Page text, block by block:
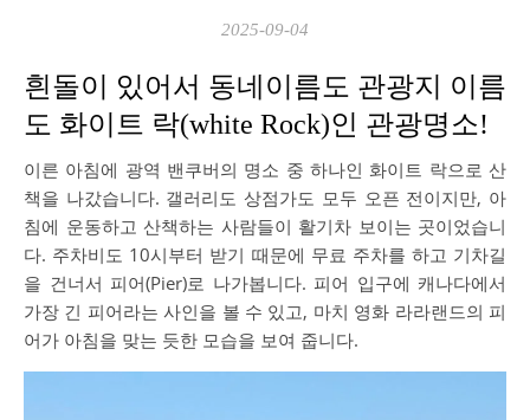
2025-09-04
흰돌이 있어서 동네이름도 관광지 이름
도 화이트 락(white Rock)인 관광명소!
이른 아침에 광역 밴쿠버의 명소 중 하나인 화이트 락으로 산
책을 나갔습니다. 갤러리도 상점가도 모두 오픈 전이지만, 아
침에 운동하고 산책하는 사람들이 활기차 보이는 곳이었습니
다. 주차비도 10시부터 받기 때문에 무료 주차를 하고 기차길
을 건너서 피어(Pier)로 나가봅니다. 피어 입구에 캐나다에서
가장 긴 피어라는 사인을 볼 수 있고, 마치 영화 라라랜드의 피
어가 아침을 맞는 듯한 모습을 보여 줍니다.